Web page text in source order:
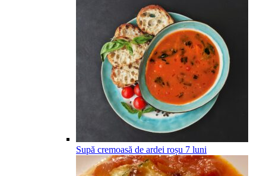
Supă cremoasă de ardei roșu 7 luni